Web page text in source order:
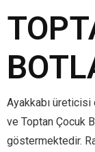
Ayakkabı üreticisi
ve Toptan Çocuk
göstermektedir.